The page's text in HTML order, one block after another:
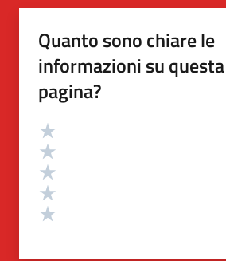
Quanto sono chiare le
informazioni su questa
pagina?
Valutazione